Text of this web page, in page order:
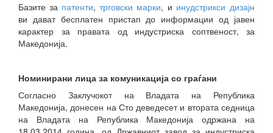
Базите за патенти, трговски марки, и инудстрикси дизајн
ви дават бесплатен пристап до информации од јавен
карактер за правата од индустриска соптвеност, за
Македонија.
Номинирани лица за комуникација со граѓани
Согласно Заклучокот на Владата на Република
Македонија, донесен на Сто деведесет и втората седница
на Владата на Република Македонија одржана на